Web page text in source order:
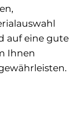
auf eine gute
Ihnen